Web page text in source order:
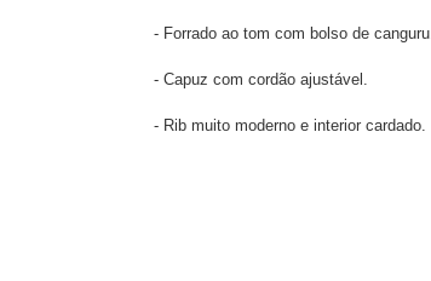
- Forrado ao tom com bolso de canguru.
- Capuz com cordão ajustável.
- Rib muito moderno e interior cardado.